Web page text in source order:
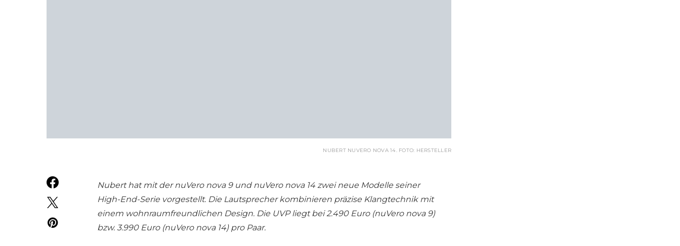
NUBERT NUVERO NOVA 14. FOTO: HERSTELLER
Nubert hat mit der nuVero nova 9 und nuVero nova 14 zwei neue Modelle seiner
High-End-Serie vorgestellt. Die Lautsprecher kombinieren präzise Klangtechnik mit
einem wohnraumfreundlichen Design. Die UVP liegt bei 2.490 Euro (nuVero nova 9)
bzw. 3.990 Euro (nuVero nova 14) pro Paar.